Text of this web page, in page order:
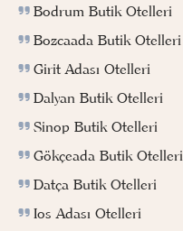
Bodrum Butik Otelleri
Bozcaada Butik Otelleri
Girit Adası Otelleri
Dalyan Butik Otelleri
Sinop Butik Otelleri
Gökçeada Butik Otelleri
Datça Butik Otelleri
Ios Adası Otelleri